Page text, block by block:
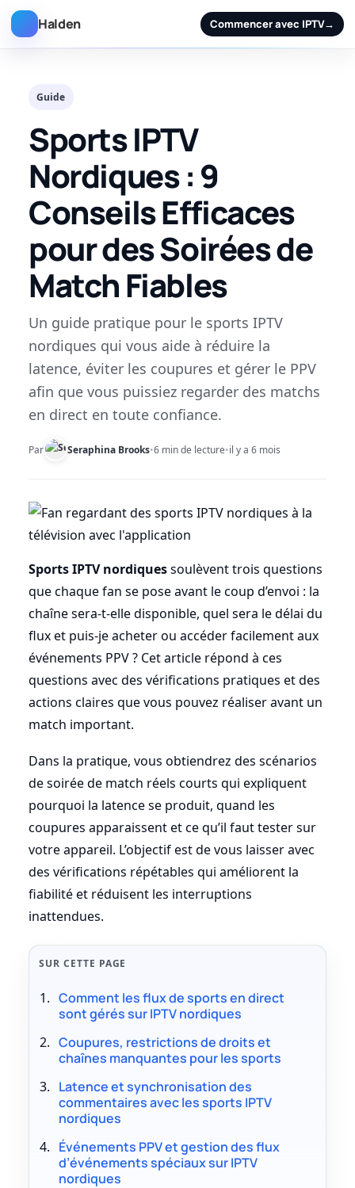
Halden Commencer avec IPTV→
Guide
Sports IPTV
Nordiques : 9
Conseils Efficaces
pour des Soirées de
Match Fiables
Un guide pratique pour le sports IPTV
nordiques qui vous aide à réduire la
latence, éviter les coupures et gérer le PPV
afin que vous puissiez regarder des matchs
en direct en toute confiance.
Par Seraphina Brooks•6 min de lecture•il y a 6 mois
Sports IPTV nordiquessoulèvent trois questions
que chaque fan se pose avant le coup d’envoi : la
chaîne sera-t-elle disponible, quel sera le délai du
flux et puis-je acheter ou accéder facilement aux
événements PPV ? Cet article répond à ces
questions avec des vérifications pratiques et des
actions claires que vous pouvez réaliser avant un
match important.
Dans la pratique, vous obtiendrez des scénarios
de soirée de match réels courts qui expliquent
pourquoi la latence se produit, quand les
coupures apparaissent et ce qu’il faut tester sur
votre appareil. L’objectif est de vous laisser avec
des vérifications répétables qui améliorent la
fiabilité et réduisent les interruptions
inattendues.
SUR CETTE PAGE
Comment les flux de sports en direct
sont gérés sur IPTV nordiques
Coupures, restrictions de droits et
chaînes manquantes pour les sports
Latence et synchronisation des
commentaires avec les sports IPTV
nordiques
Événements PPV et gestion des flux
d’événements spéciaux sur IPTV
nordiques